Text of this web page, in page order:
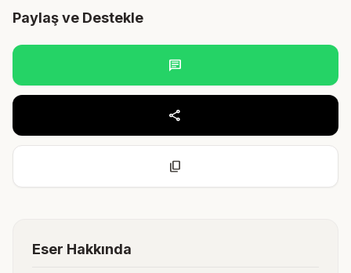
Paylaş ve Destekle
chat
share
content_copy
Eser Hakkında